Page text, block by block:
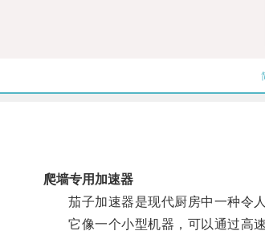
爬墙专用加速器
茄子加速器是现代厨房中一种令人
它像一个小型机器，可以通过高速